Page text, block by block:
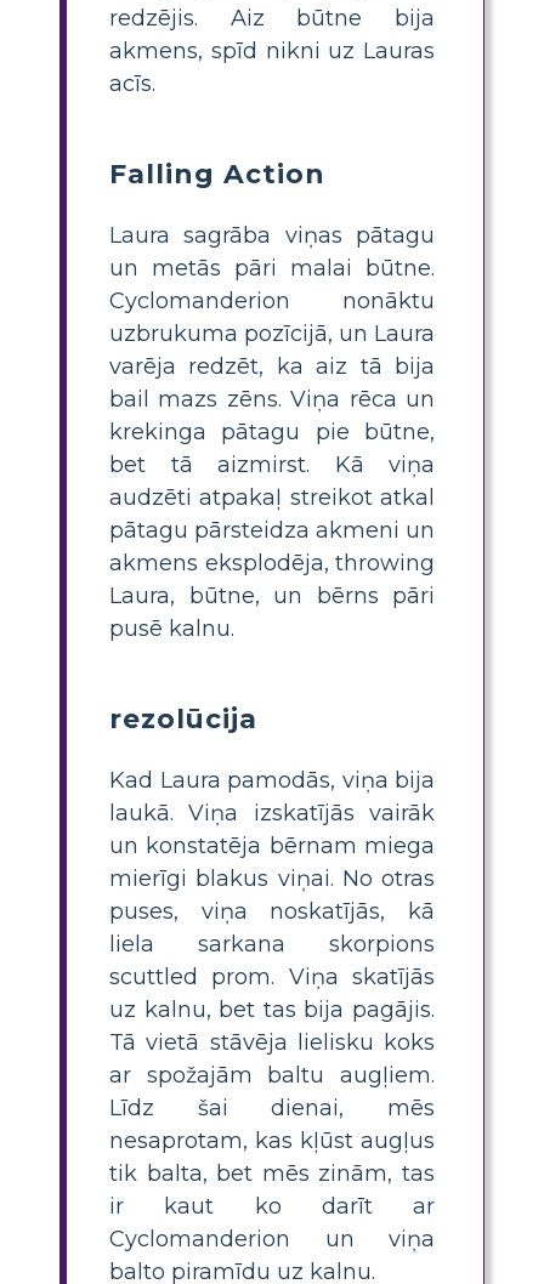
redzējis. Aiz būtne bija
akmens, spīd nikni uz Lauras
acīs.
Falling Action
Laura sagrāba viņas pātagu
un metās pāri malai būtne.
Cyclomanderion nonāktu
uzbrukuma pozīcijā, un Laura
varēja redzēt, ka aiz tā bija
bail mazs zēns. Viņa rēca un
krekinga pātagu pie būtne,
bet tā aizmirst. Kā viņa
audzēti atpakaļ streikot atkal
pātagu pārsteidza akmeni un
akmens eksplodēja, throwing
Laura, būtne, un bērns pāri
pusē kalnu.
rezolūcija
Kad Laura pamodās, viņa bija
laukā. Viņa izskatījās vairāk
un konstatēja bērnam miega
mierīgi blakus viņai. No otras
puses, viņa noskatījās, kā
liela sarkana skorpions
scuttled prom. Viņa skatījās
uz kalnu, bet tas bija pagājis.
Tā vietā stāvēja lielisku koks
ar spožajām baltu augļiem.
Līdz šai dienai, mēs
nesaprotam, kas kļūst augļus
tik balta, bet mēs zinām, tas
ir kaut ko darīt ar
Cyclomanderion un viņa
balto piramīdu uz kalnu.